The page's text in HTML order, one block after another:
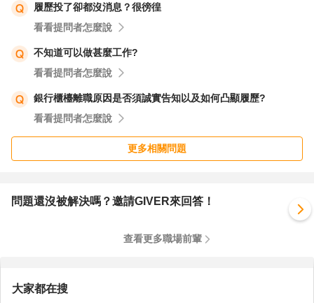
履歷投了卻都沒消息？很徬徨
看看提問者怎麼說
不知道可以做甚麼工作?
看看提問者怎麼說
銀行櫃檯離職原因是否須誠實告知以及如何凸顯履歷?
看看提問者怎麼說
更多相關問題
問題還沒被解決嗎？邀請GIVER來回答！
查看更多職場前輩
大家都在搜